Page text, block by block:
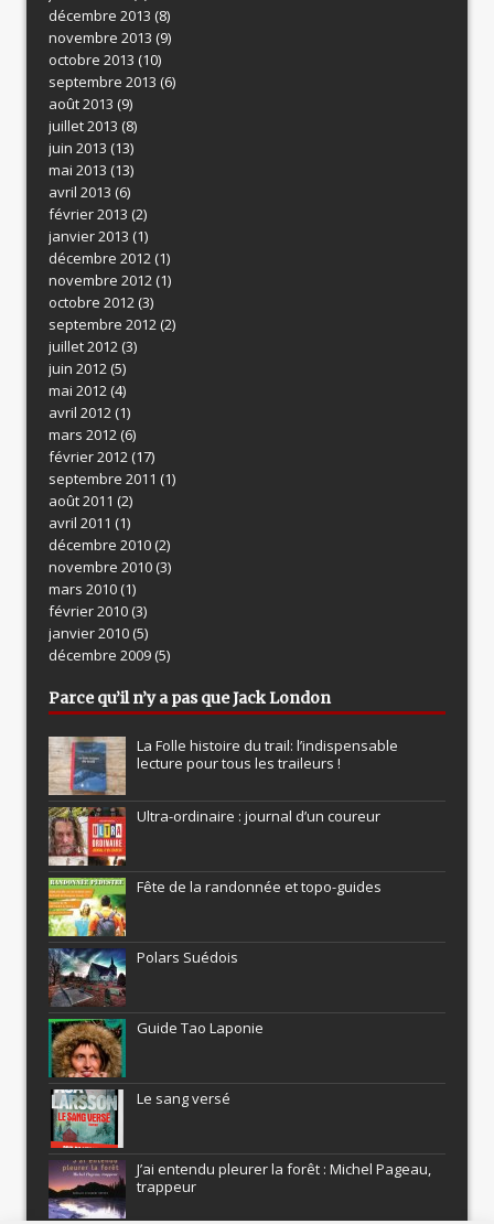
décembre 2013 (8)
novembre 2013 (9)
octobre 2013 (10)
septembre 2013 (6)
août 2013 (9)
juillet 2013 (8)
juin 2013 (13)
mai 2013 (13)
avril 2013 (6)
février 2013 (2)
janvier 2013 (1)
décembre 2012(1)
novembre 2012(1)
octobre 2012(3)
septembre 2012(2)
juillet 2012(3)
juin 2012(5)
mai 2012(4)
avril 2012(1)
mars 2012(6)
février 2012(17)
septembre 2011 (1)
août 2011 (2)
avril 2011 (1)
décembre 2010(2)
novembre 2010(3)
mars 2010(1)
février 2010(3)
janvier 2010(5)
décembre 2009(5)
Parce qu’il n’y a pas que Jack London
La Folle histoire du trail: l’indispensable
lecture pour tous les traileurs !
Ultra-ordinaire : journal d’un coureur
Fête de la randonnée et topo-guides
Polars Suédois
Guide Tao Laponie
Le sang versé
J’ai entendu pleurer la forêt : Michel Pageau,
trappeur